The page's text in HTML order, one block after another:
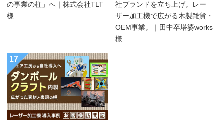
の事業の柱」へ｜株式会社TLT
様
社ブランドを立ち上げ。レー
ザー加工機で広がる木製雑貨・
OEM事業。｜田中卒塔婆works
様
17